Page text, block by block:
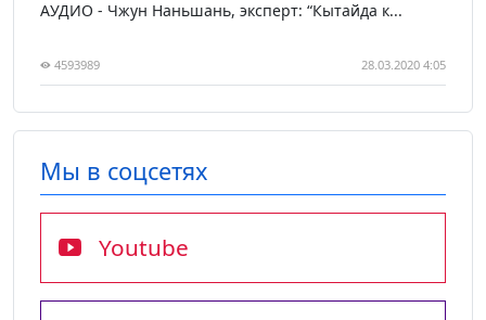
АУДИО - Чжун Наньшань, эксперт: “Кытайда к...
4593989 28.03.2020 4:05
Мы в соцсетях
Youtube